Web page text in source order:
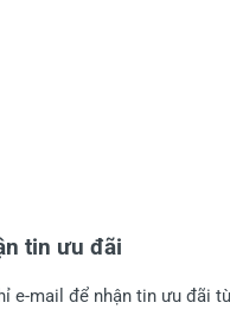
tin ưu đãi
e-mail để nhận tin ưu đãi